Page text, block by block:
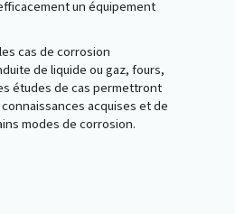
un équipement
cas de corrosion
de liquide ou gaz, fours,
études de cas permettront
acquises et de
modes de corrosion.